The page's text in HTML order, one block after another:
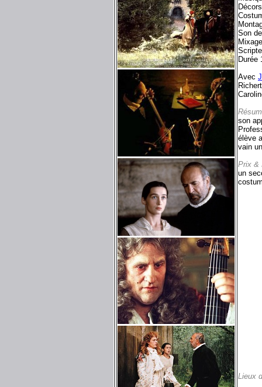
Son
Durée
Avec
son
élève
vain
Prix &
un
Lieux